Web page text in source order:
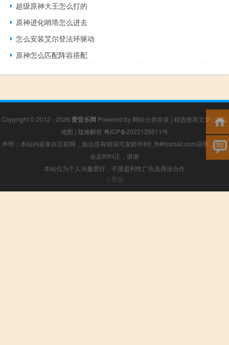
超级原神大王怎么打的
原神进化哨塔怎么进去
怎么安装艾尔登法环驱动
原神怎么匹配阵容搭配
Copyright © 2012 - 2026 爱音乐网 Powered by 网站分类目录 | 精选推荐文章 | 网站
地图 | 疑难解答 粤ICP备2022129511号
声明：本站内容来自互联网，如信息有错误可发邮件到f_fb#foxmail.com说明，我们
会及时纠正，谢谢
本站仅为个人兴趣爱好，不接盈利性广告及商业合作
小男孩